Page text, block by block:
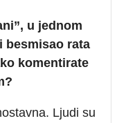
u jednom
besmisao rata
komentirate
Ljudi su